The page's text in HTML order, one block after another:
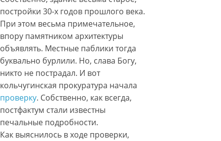
постройки 30-х годов прошлого века.
При этом весьма примечательное,
впору памятником архитектуры
объявлять. Местные паблики тогда
буквально бурлили. Но, слава Богу,
никто не пострадал. И вот
кольчугинская прокуратура начала
проверку. Собственно, как всегда,
постфактум стали известны
печальные подробности.
Как выяснилось в ходе проверки,